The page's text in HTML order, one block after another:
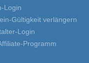
Login
Gültigkeit verlängern
Login
Programm